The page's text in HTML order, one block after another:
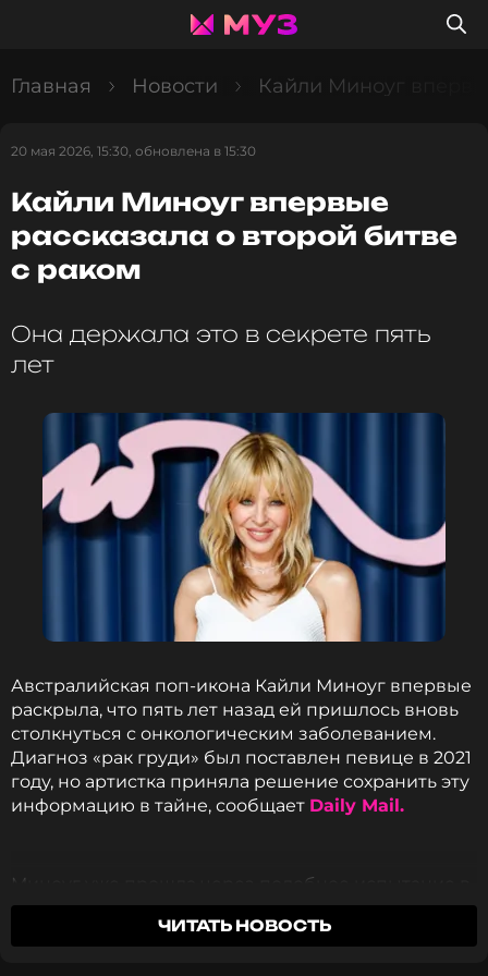
Главная Новости Кайли Миноуг
20 мая 2026, 15:30, обновлена в 15:30
Кайли Миноуг впервые
рассказала о второй битве
с раком
Она держала это в секрете пять
лет
Австралийская поп-икона Кайли Миноуг впервые
раскрыла, что пять лет назад ей пришлось вновь
столкнуться с онкологическим заболеванием.
Диагноз «рак груди» был поставлен певице в 2021
году, но артистка приняла решение сохранить эту
информацию в тайне, сообщает Daily Mail.
Миноуг уже прошла через подобное испытание в
2005 году, когда ей было 36. Тогда публичная
борьба с болезнью вдохновила миллионы
ЧИТАТЬ НОВОСТЬ